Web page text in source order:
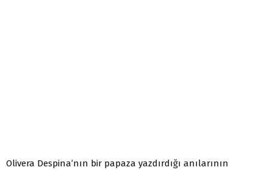
Olivera Despina’nın bir papaza yazdırdığı anılarının